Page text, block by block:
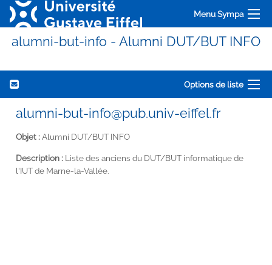
Menu Sympa
alumni-but-info - Alumni DUT/BUT INFO
Options de liste
alumni-but-info@pub.univ-eiffel.fr
Objet :Alumni DUT/BUT INFO
Description : Liste des anciens du DUT/BUT informatique de
l'IUT de Marne-la-Vallée.